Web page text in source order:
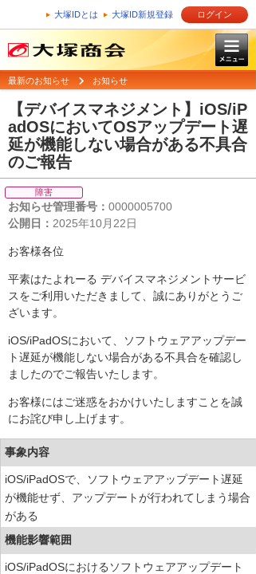
大塚IDとは 大塚ID新規登録 ログイン
最新のお知らせ お知らせ
【デバイスマネジメント】iOS/iP
adOSにおいてOSアップデート遅
延が機能しない場合がある不具合
のご報告
障害
お知らせ管理番号： 0000005700
公開日： 2025年10月22日
お客様各位
平素はたよれーる デバイスマネジメントサービ
スをご利用いただきまして、誠にありがとうご
ざいます。
iOS/iPadOSにおいて、ソフトウェアアップデー
ト遅延が機能しない場合がある不具合を確認し
ましたのでご報告いたします。
お客様にはご迷惑をおかけいたしますことを誠
にお詫び申し上げます。
事象内容
iOS/iPadOSで、ソフトウェアアップデート遅延
が機能せず、アップデートが行われてしまう場合
がある
機能影響範囲
iOS/iPadOSにおけるソフトウェアアップデート